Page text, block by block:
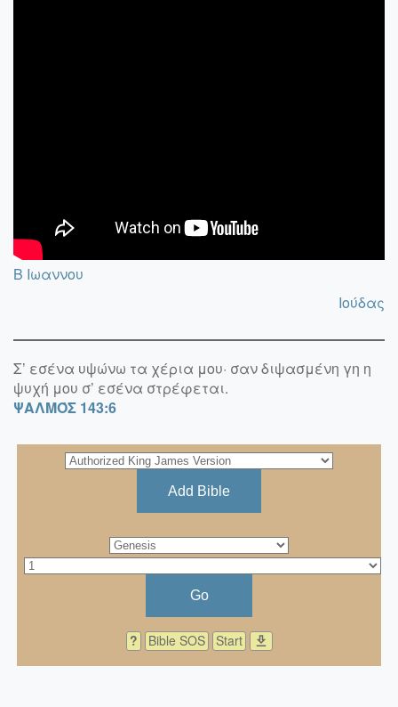
B Ιωαννου
Ιούδας
Σ’ εσένα υψώνω τα χέρια μου· σαν διψασμένη γη η
ψυχή μου σ’ εσένα στρέφεται.
ΨΑΛΜΌΣ 143:6
Add Bible
Go
? Bible SOS Start download